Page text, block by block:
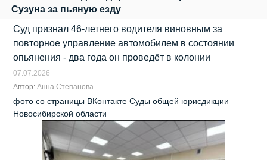
Сузуна за пьяную езду
Суд признал 46-летнего водителя виновным за
повторное управление автомобилем в состоянии
опьянения - два года он проведёт в колонии
07.07.2026
Автор:Анна Степанова
фото со страницы ВКонтакте Суды общей юрисдикции
Новосибирской области